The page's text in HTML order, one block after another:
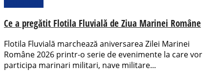
Ce a pregătit Flotila Fluvială de Ziua Marinei Române
Flotila Fluvială marchează aniversarea Zilei Marinei
Române 2026 printr-o serie de evenimente la care vor
participa marinari militari, nave militare...